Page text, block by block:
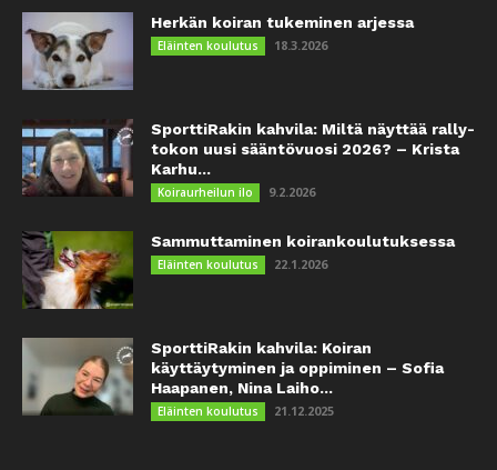
Herkän koiran tukeminen arjessa
Eläinten koulutus 18.3.2026
SporttiRakin kahvila: Miltä näyttää rally-
tokon uusi sääntövuosi 2026? – Krista
Karhu...
Koiraurheilun ilo 9.2.2026
Sammuttaminen koirankoulutuksessa
Eläinten koulutus 22.1.2026
SporttiRakin kahvila: Koiran
käyttäytyminen ja oppiminen – Sofia
Haapanen, Nina Laiho...
Eläinten koulutus 21.12.2025